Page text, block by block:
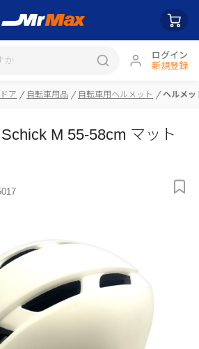
ログイン
新規登録
ア 自転車用品 自転車用ヘルメット ヘルメッ
M 55-58cm マット